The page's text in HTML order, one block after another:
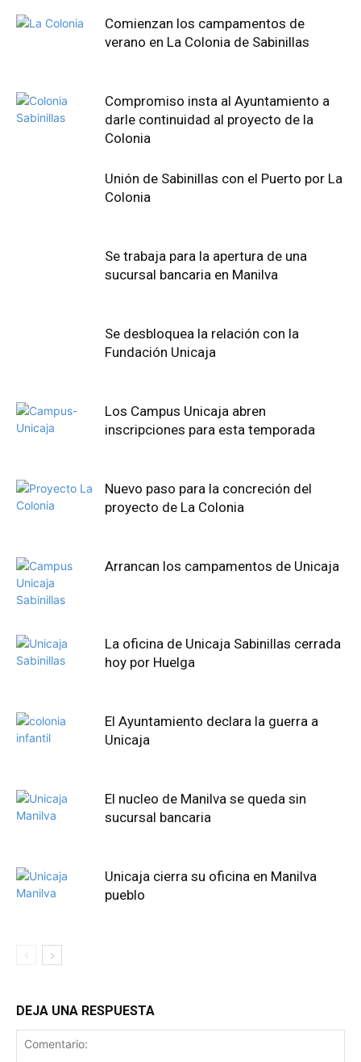
Comienzan los campamentos de
verano en La Colonia de Sabinillas
Compromiso insta al Ayuntamiento a
darle continuidad al proyecto de la
Colonia
Unión de Sabinillas con el Puerto por La
Colonia
Se trabaja para la apertura de una
sucursal bancaria en Manilva
Se desbloquea la relación con la
Fundación Unicaja
Los Campus Unicaja abren
inscripciones para esta temporada
Nuevo paso para la concreción del
proyecto de La Colonia
Arrancan los campamentos de Unicaja
La oficina de Unicaja Sabinillas cerrada
hoy por Huelga
El Ayuntamiento declara la guerra a
Unicaja
El nucleo de Manilva se queda sin
sucursal bancaria
Unicaja cierra su oficina en Manilva
pueblo
DEJA UNA RESPUESTA